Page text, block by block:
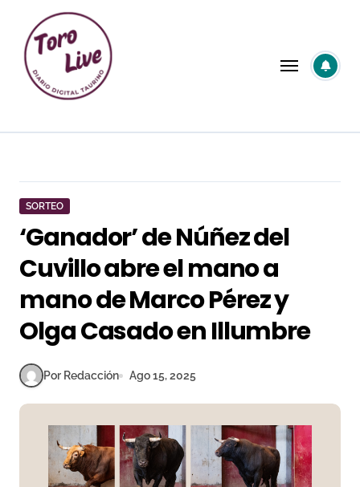
contenido
SORTEO
‘Ganador’ de Núñez del
Cuvillo abre el mano a
mano de Marco Pérez y
Olga Casado en Illumbre
Por Redacción Ago 15, 2025